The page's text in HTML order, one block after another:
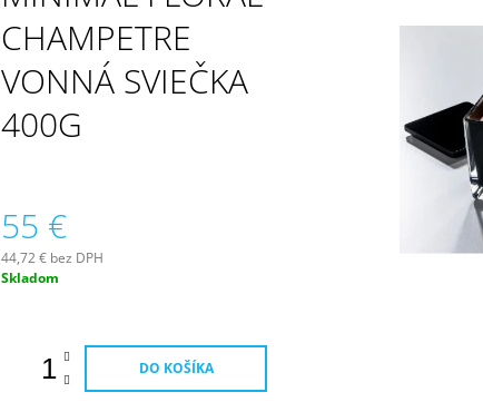
CHAMPETRE
VONNÁ SVIEČKA
400G
55 €
44,72 € bez DPH
Jednotková
Skladom
DO KOŠÍKA
16,90 €
(18OZ / 510G)